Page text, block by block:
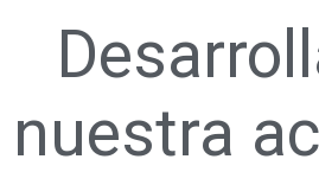
nuestra